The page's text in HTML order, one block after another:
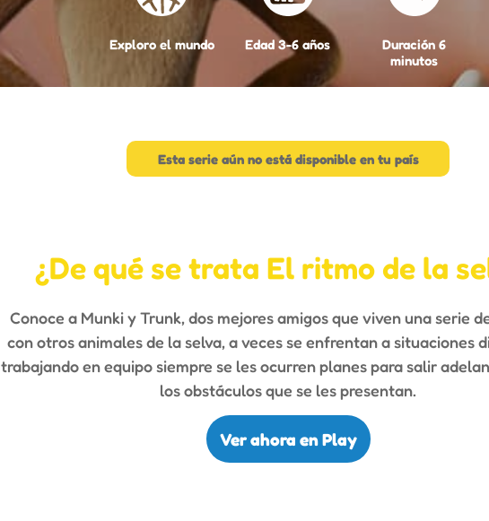
Exploro el mundo Edad 3-6 años
Duración 6
minutos
Esta serie aún no está disponible en tu país
¿De qué se trata El ritmo de la
Conoce a Munki y Trunk, dos mejores amigos que viven una serie
con otros animales de la selva, a veces se enfrentan a situaciones
trabajando en equipo siempre se les ocurren planes para salir
los obstáculos que se les presentan.
Ver ahora en Play